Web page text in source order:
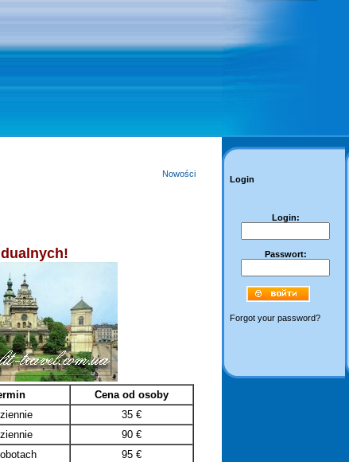
Nowości
Cena od osoby
35 €
90 €
95 €
Login
Login:
Passwort:
Forgot your password?